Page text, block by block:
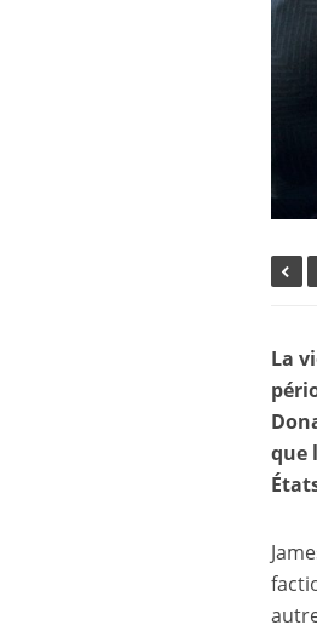
La
que
J